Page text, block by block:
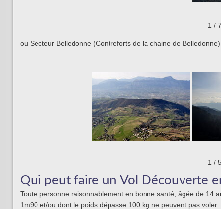
1 / 7
ou Secteur Belledonne (Contreforts de la chaine de
1 / 5
Qui peut faire un Vol Découverte
Toute personne raisonnablement en bonne santé, âgée de 14
1m90 et/ou dont le poids dépasse 100 kg ne peuvent pas voler.